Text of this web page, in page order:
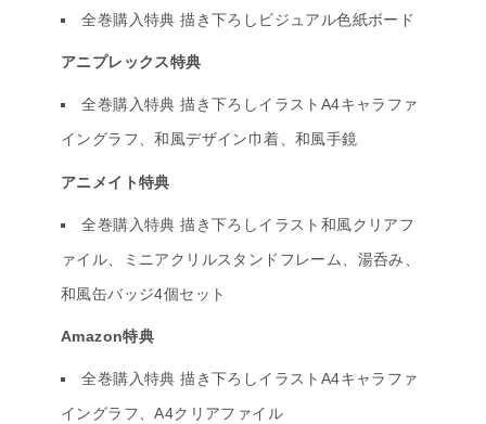
全巻購入特典 描き下ろしビジュアル色紙ボード
アニプレックス特典
全巻購入特典 描き下ろしイラストA4キャラファ
イングラフ、和風デザイン巾着、和風手鏡
アニメイト特典
全巻購入特典 描き下ろしイラスト和風クリアフ
ァイル、ミニアクリルスタンドフレーム、湯呑み、
和風缶バッジ4個セット
Amazon特典
全巻購入特典 描き下ろしイラストA4キャラファ
イングラフ、A4クリアファイル